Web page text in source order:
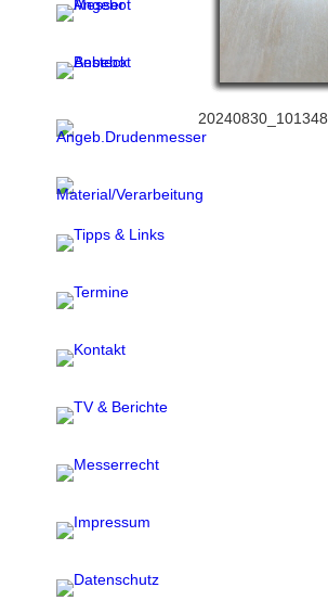
20240830_101348